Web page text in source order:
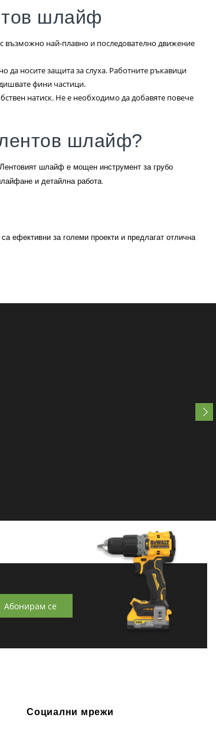
шлайф
най-плавно и последователно движение
да носите защита за слуха. Работните ръкавици
фини частици.
натиск. Не е необходимо да добавяте повече
шлайф?
шлайф е мощен инструмент за грубо
и детайлна работа.
ефективни за големи проекти и предлагат отлична
Абонирам се
Социални мрежи